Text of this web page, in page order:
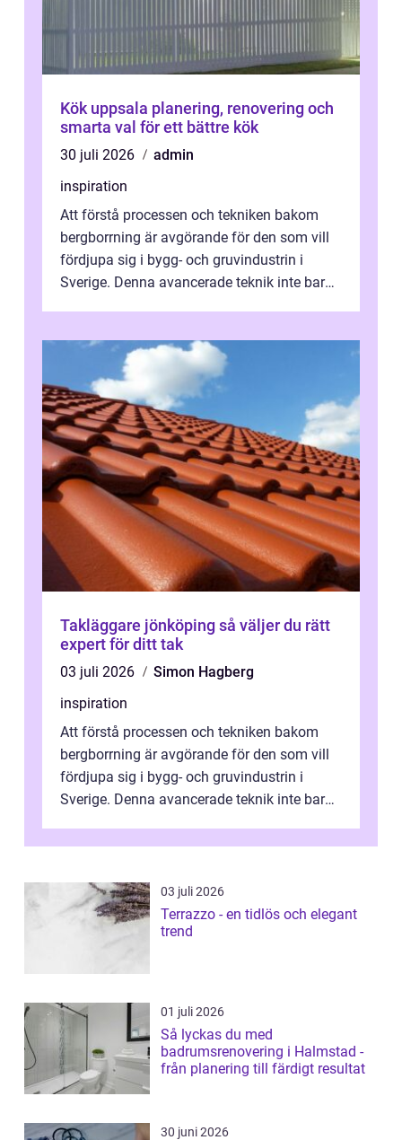
Kök uppsala planering, renovering och
smarta val för ett bättre kök
30 juli 2026
admin
inspiration
Att förstå processen och tekniken bakom
bergborrning är avgörande för den som vill
fördjupa sig i bygg- och gruvindustrin i
Sverige. Denna avancerade teknik inte bara
Takläggare jönköping så väljer du rätt
expert för ditt tak
03 juli 2026
Simon Hagberg
inspiration
Att förstå processen och tekniken bakom
bergborrning är avgörande för den som vill
fördjupa sig i bygg- och gruvindustrin i
Sverige. Denna avancerade teknik inte bara
03 juli 2026
Terrazzo - en tidlös och elegant
trend
01 juli 2026
Så lyckas du med
badrumsrenovering i Halmstad -
från planering till färdigt resultat
30 juni 2026